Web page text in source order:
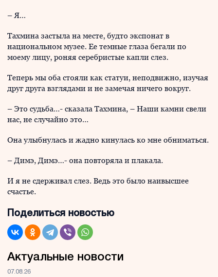
– Я…
Тахмина застыла на месте, будто экспонат в
национальном музее. Ее темные глаза бегали по
моему лицу, роняя серебристые капли слез.
Теперь мы оба стояли как статуи, неподвижно, изучая
друг друга взглядами и не замечая ничего вокруг.
– Это судьба…- сказала Тахмина, – Наши камни свели
нас, не случайно это…
Она улыбнулась и жадно кинулась ко мне обниматься.
– Димэ, Димэ…- она повторяла и плакала.
И я не сдерживал слез. Ведь это было наивысшее
счастье.
Поделиться новостью
Актуальные новости
07.08.26